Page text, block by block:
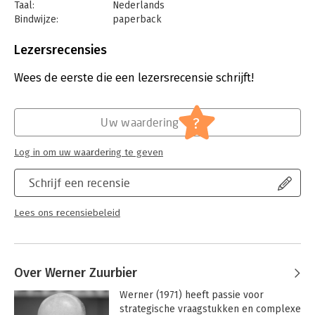
Taal:
Nederlands
Bindwijze:
paperback
Uitgever:
Verschijningsdatum:
15-11-2022
IT-management / ICT
Lezersrecensies
Wees de eerste die een lezersrecensie schrijft!
Schrijf een recensie
Lees ons recensiebeleid
Uw waardering ?
Log in om uw waardering te geven
Over Werner Zuurbier
Werner (1971) heeft passie voor
strategische vraagstukken en complexe